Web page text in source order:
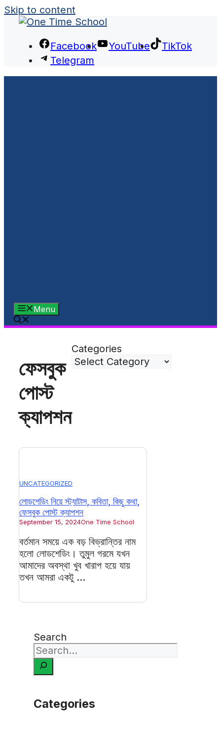
Skip to content
Facebook YouTube
TikTok
Telegram
Menu
ফেসবুক
পোস্ট
ক্যাপশন
Categories
UNCATEGORIZED
লোডশেডিং নিয়ে স্ট্যাটাস, কবিতা, কিছু কথা,
ফেসবুক পোস্ট ক্যাপশন
September 15, 2024One Time School
বর্তমান সময়ে এক বড় বিভ্রান্তির নাম
হলো লোডশেডিং। তুমুল গরমে যখন
আমাদের অবস্থা খুব খারাপ হয়ে যায়
তখন আমরা একটু ...
Search
Categories